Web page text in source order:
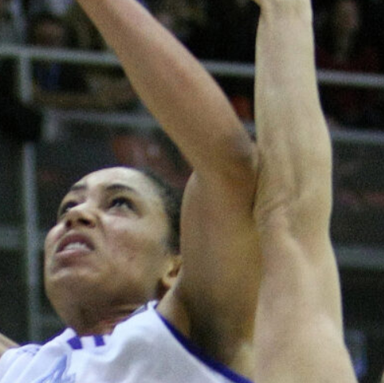
harvinaislaatu
inen voitto
Liettuasta
Susiladies nappasi
harvinaislaatuisen voiton
Liettuasta Tukholmassa
pelatussa maaottelussa.
Susiladies voitti vakuuttavasti
Liettuan 81-70 (48-36) Elina
Aarnisalon 22 pisteen
johdattamana. Suomi pelaa
Tukholmassa vielä toisen
ottelun, kun huomenna vastaan
tulee Ruotsi.